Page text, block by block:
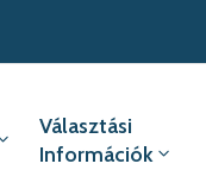
Választási
Információk